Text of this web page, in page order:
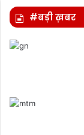
#बड़ी ख़बर